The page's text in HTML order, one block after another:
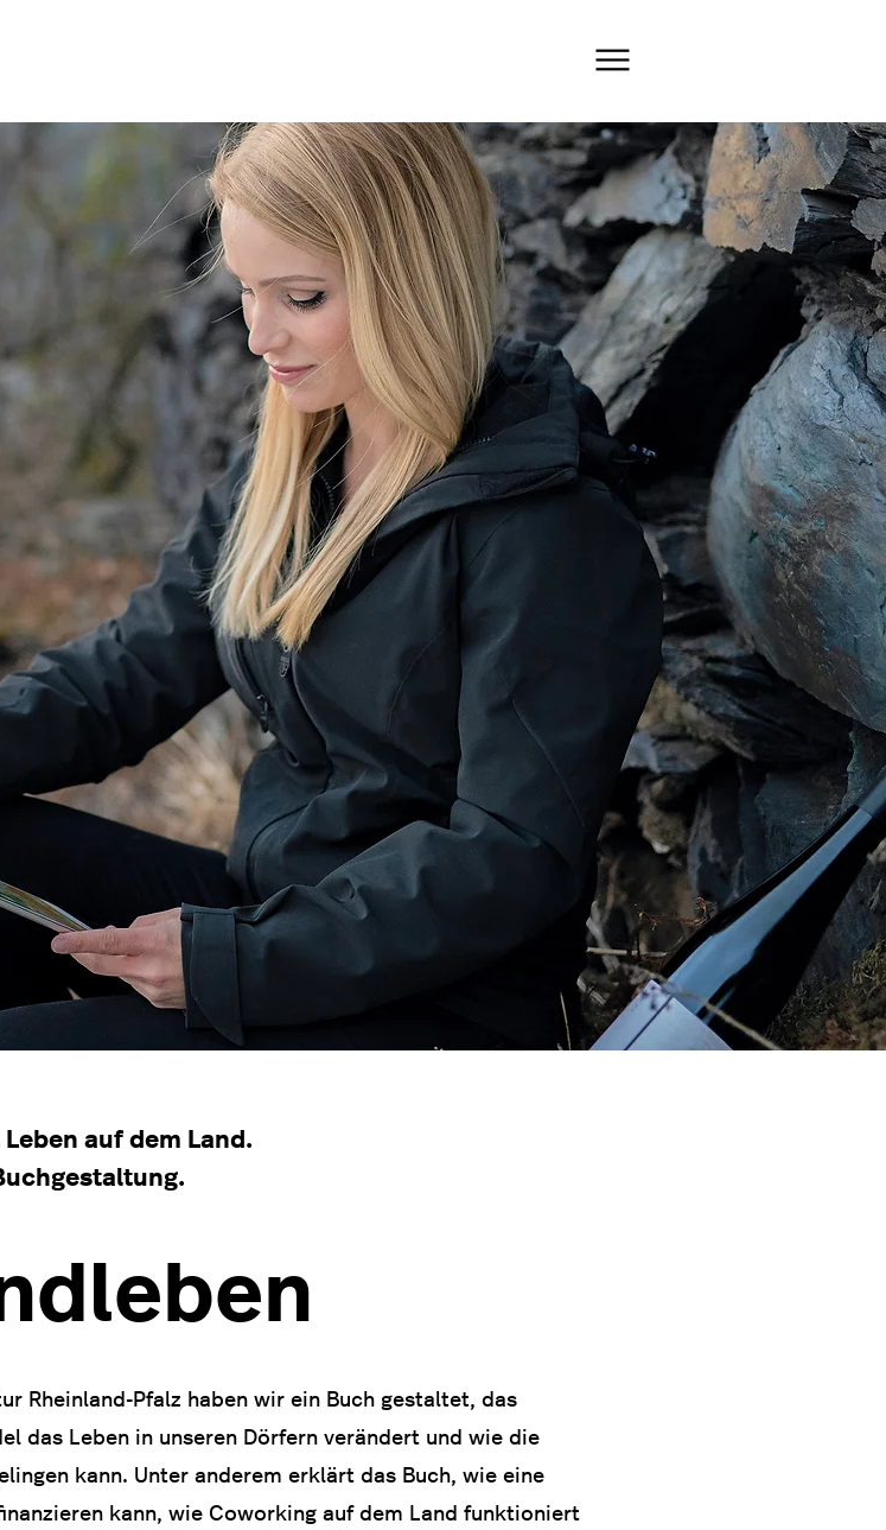
auf dem Land.
Rheinland-Pfalz haben wir ein Buch gestaltet, das
das Leben in unseren Dörfern verändert und wie die
kann. Unter anderem erklärt das Buch, wie eine
kann, wie Coworking auf dem Land funktioniert